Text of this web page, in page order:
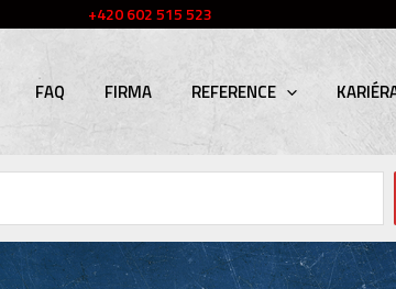
+420 602 515 523
FAQ FIRMA REFERENCE